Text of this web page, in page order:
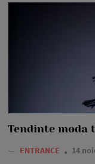
Tendinte moda
— ENTRANCE 14